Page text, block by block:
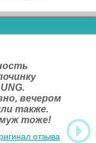
вечером
также.
тоже!
отзыва